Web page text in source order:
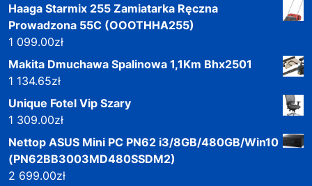
Haaga Starmix 255 Zamiatarka Ręczna
Prowadzona 55C (OOOTHHA255)
1 099.00zł
Makita Dmuchawa Spalinowa 1,1Km Bhx2501
1 134.65zł
Unique Fotel Vip Szary
1 309.00zł
Nettop ASUS Mini PC PN62 i3/8GB/480GB/Win10
(PN62BB3003MD480SSDM2)
2 699.00zł